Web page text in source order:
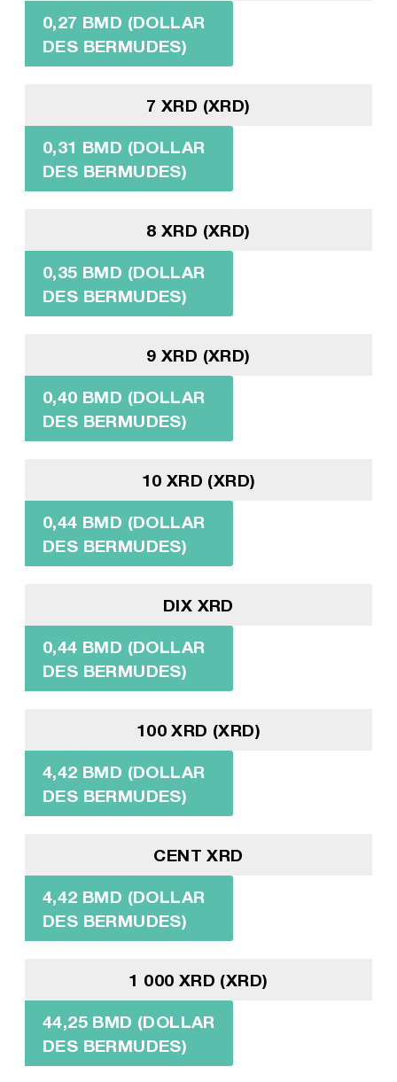
0,27 BMD (DOLLAR
DES BERMUDES)
7 XRD (XRD)
0,31 BMD (DOLLAR
DES BERMUDES)
8 XRD (XRD)
0,35 BMD (DOLLAR
DES BERMUDES)
9 XRD (XRD)
0,40 BMD (DOLLAR
DES BERMUDES)
10 XRD (XRD)
0,44 BMD (DOLLAR
DES BERMUDES)
DIX XRD
0,44 BMD (DOLLAR
DES BERMUDES)
100 XRD (XRD)
4,42 BMD (DOLLAR
DES BERMUDES)
CENT XRD
4,42 BMD (DOLLAR
DES BERMUDES)
1 000 XRD (XRD)
44,25 BMD (DOLLAR
DES BERMUDES)